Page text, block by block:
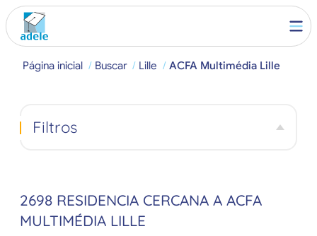
Página inicial Buscar Lille ACFA Multimédia Lille
2698 RESIDENCIA CERCANA A ACFA
MULTIMÉDIA LILLE
Filtros